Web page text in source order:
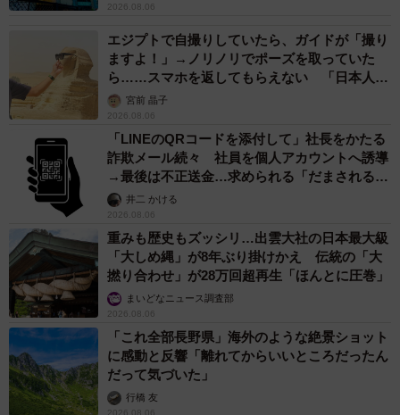
2026.08.06
エジプトで自撮りしていたら、ガイドが「撮り
ますよ！」→ノリノリでポーズを取っていた
ら……スマホを返してもらえない 「日本人は
カモ代表かも」「私は6時間で3万円払った」
宮前 晶子
2026.08.06
「LINEのQRコードを添付して」社長をかたる
詐欺メール続々 社員を個人アカウントへ誘導
→最後は不正送金…求められる「だまされる前
提」の対策
井二 かける
2026.08.06
重みも歴史もズッシリ…出雲大社の日本最大級
「大しめ縄」が8年ぶり掛けかえ 伝統の「大
撚り合わせ」が28万回超再生「ほんとに圧巻」
まいどなニュース調査部
2026.08.06
「これ全部長野県」海外のような絶景ショット
に感動と反響「離れてからいいところだったん
だって気づいた」
行橋 友
2026.08.06